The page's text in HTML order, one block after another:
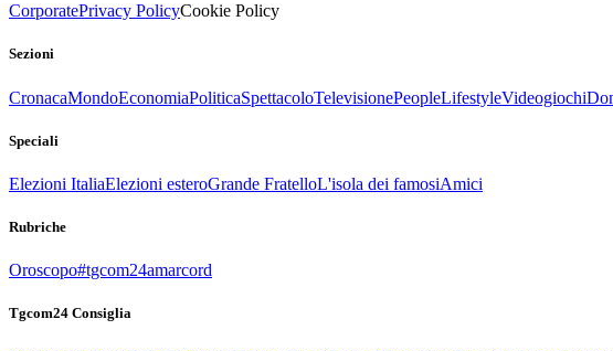
CorporatePrivacy PolicyCookie Policy
Sezioni
CronacaMondoEconomiaPoliticaSpettacoloTelevisionePeopleLifestyleVideogiochi
Speciali
Elezioni ItaliaElezioni esteroGrande FratelloL'isola dei famosiAmici
Rubriche
Oroscopo#tgcom24amarcord
Tgcom24 Consiglia